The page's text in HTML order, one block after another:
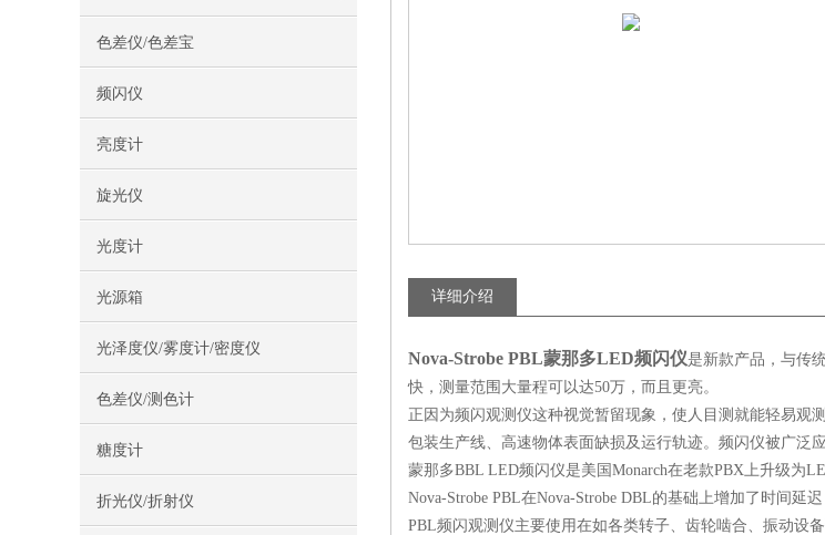
色差仪/色差宝
频闪仪
亮度计
旋光仪
光度计
光源箱
光泽度仪/雾度计/密度仪
色差仪/测色计
糖度计
折光仪/折射仪
详细介绍
Nova-Strobe PBL蒙那多LED频闪仪是新款产品，与传
快，测量范围大量程可以达50万，而且更亮。
正因为频闪观测仪这种视觉暂留现象，使人目测就能轻易观
包装生产线、高速物体表面缺损及运行轨迹。频闪仪被广泛
蒙那多BBL LED频闪仪是美国Monarch在老款PBX上升级为
Nova-Strobe PBL在Nova-Strobe DBL的基础上增加了时间延
PBL频闪观测仪主要使用在如各类转子、齿轮啮合、振动设